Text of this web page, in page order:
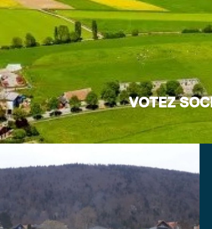
VOTEZ
craintes de toutes sortes,